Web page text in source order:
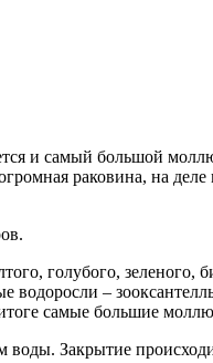
и самый большой
раковина, на деле
голубого, зеленого,
водоросли –
самые большие
воды. Закрытие